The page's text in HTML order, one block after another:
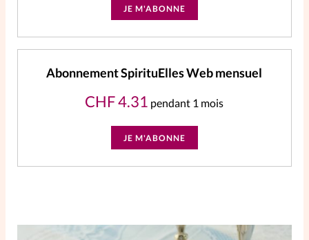
JE M'ABONNE
Abonnement SpirituElles Web mensuel
CHF4.31 pendant 1 mois
JE M'ABONNE